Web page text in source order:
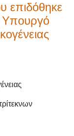
επιδόθηκε
Υπουργό
νειας
ρίτεκνων